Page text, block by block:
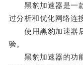
黑豹加速器是一款
过分析和优化网络连
使用黑豹加速器后
验。
黑豹加速器的功能